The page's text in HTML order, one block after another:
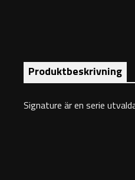
Produktbeskrivning
Signature är en serie